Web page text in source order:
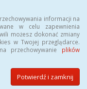
informacji na
w celu zapewnienia
możesz dokonać zmiany
w Twojej przeglądarce.
przechowywanie plików
Potwierdź i zamknij
PUBLICZNEJ